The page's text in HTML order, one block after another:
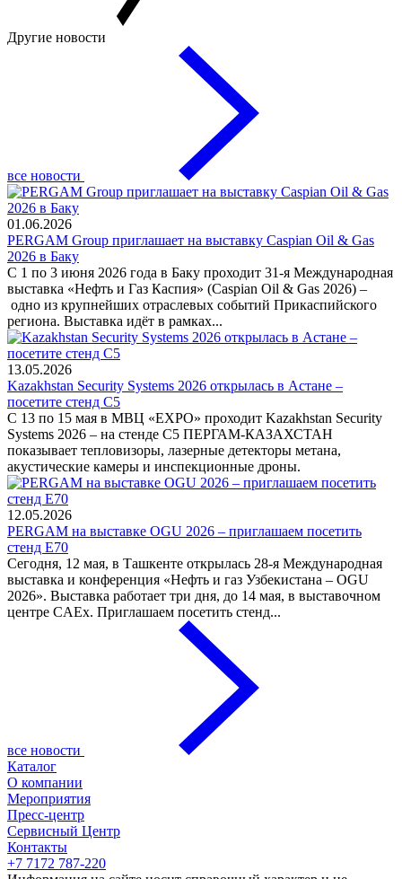
Другие новости
все новости
01.06.2026
PERGAM Group приглашает на выставку Caspian Oil & Gas
2026 в Баку
С 1 по 3 июня 2026 года в Баку проходит 31-я Международная
выставка «Нефть и Газ Каспия» (Caspian Oil & Gas 2026) –
одно из крупнейших отраслевых событий Прикаспийского
региона. Выставка идёт в рамках...
13.05.2026
Kazakhstan Security Systems 2026 открылась в Астане –
посетите стенд C5
С 13 по 15 мая в МВЦ «EXPO» проходит Kazakhstan Security
Systems 2026 – на стенде C5 ПЕРГАМ-КАЗАХСТАН
показывает тепловизоры, лазерные детекторы метана,
акустические камеры и инспекционные дроны.
12.05.2026
PERGAM на выставке OGU 2026 – приглашаем посетить
стенд E70
Сегодня, 12 мая, в Ташкенте открылась 28-я Международная
выставка и конференция «Нефть и газ Узбекистана – OGU
2026». Выставка работает три дня, до 14 мая, в выставочном
центре CAEx. Приглашаем посетить стенд...
все новости
Каталог
О компании
Мероприятия
Пресс-центр
Сервисный Центр
Контакты
+7 7172 787-220